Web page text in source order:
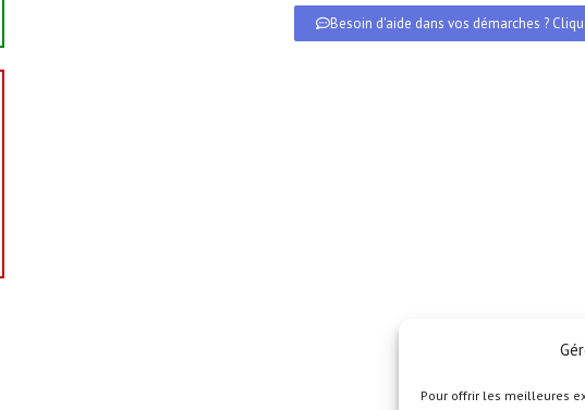
Pour offrir les meilleures
Besoin d'aide dans vos démarches ?